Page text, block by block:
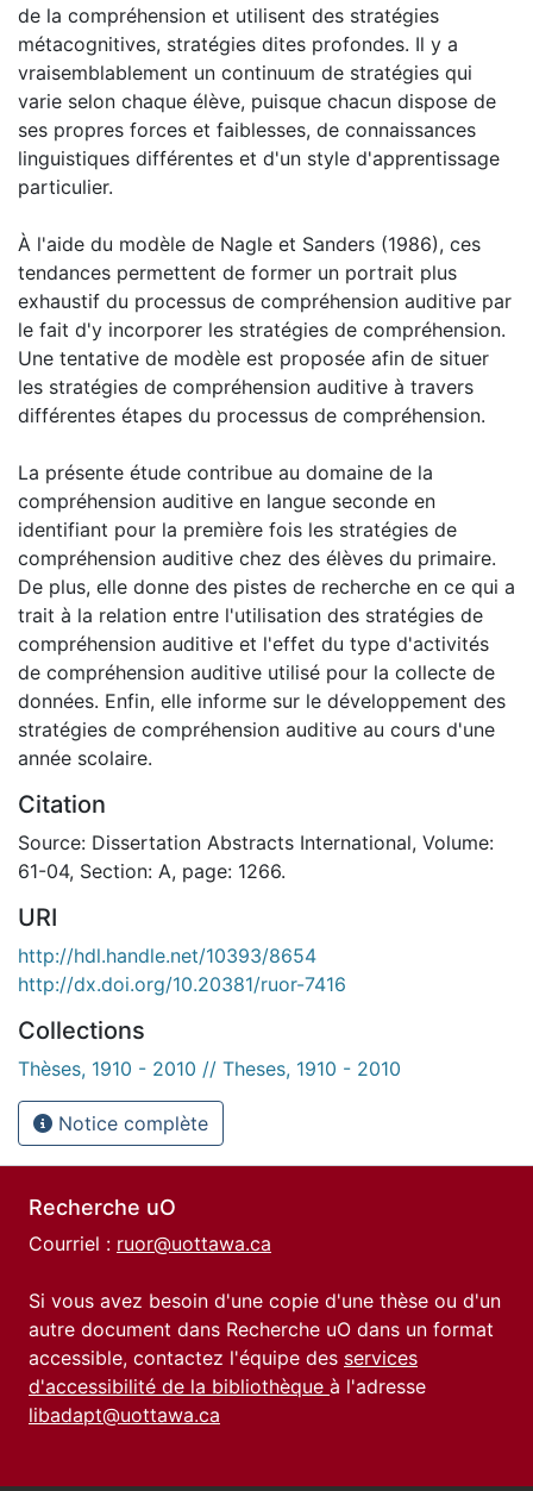
de la compréhension et utilisent des stratégies
métacognitives, stratégies dites profondes. Il y a
vraisemblablement un continuum de stratégies qui
varie selon chaque élève, puisque chacun dispose de
ses propres forces et faiblesses, de connaissances
linguistiques différentes et d'un style d'apprentissage
particulier.
À l'aide du modèle de Nagle et Sanders (1986), ces
tendances permettent de former un portrait plus
exhaustif du processus de compréhension auditive par
le fait d'y incorporer les stratégies de compréhension.
Une tentative de modèle est proposée afin de situer
les stratégies de compréhension auditive à travers
différentes étapes du processus de compréhension.
La présente étude contribue au domaine de la
compréhension auditive en langue seconde en
identifiant pour la première fois les stratégies de
compréhension auditive chez des élèves du primaire.
De plus, elle donne des pistes de recherche en ce qui a
trait à la relation entre l'utilisation des stratégies de
compréhension auditive et l'effet du type d'activités
de compréhension auditive utilisé pour la collecte de
données. Enfin, elle informe sur le développement des
stratégies de compréhension auditive au cours d'une
année scolaire.
Citation
Source: Dissertation Abstracts International, Volume:
61-04, Section: A, page: 1266.
URI
http://hdl.handle.net/10393/8654
http://dx.doi.org/10.20381/ruor-7416
Collections
Thèses, 1910 - 2010 // Theses, 1910 - 2010
Notice complète
Recherche uO
Courriel : ruor@uottawa.ca
Si vous avez besoin d'une copie d'une thèse ou d'un
autre document dans Recherche uO dans un format
accessible, contactez l'équipe des services
d'accessibilité de la bibliothèque à l'adresse
libadapt@uottawa.ca